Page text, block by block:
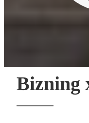
Bizning